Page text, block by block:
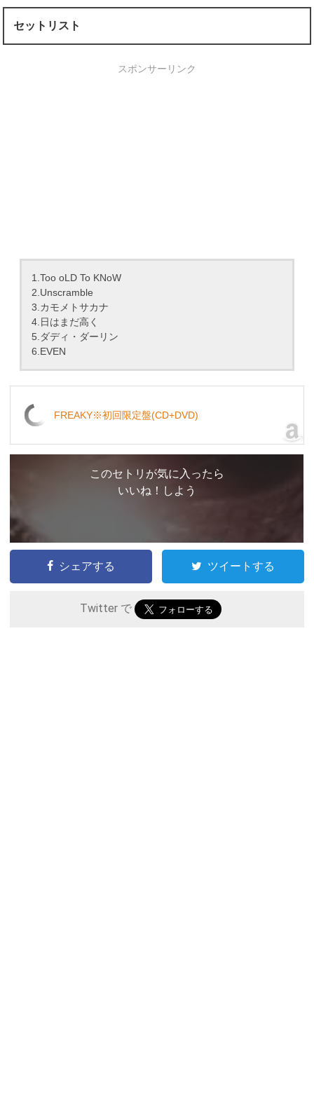
セットリスト
スポンサーリンク
1.Too oLD To KNoW
2.Unscramble
3.カモメトサカナ
4.日はまだ高く
5.ダディ・ダーリン
6.EVEN
FREAKY※初回限定盤(CD+DVD)
このセトリが気に入ったら
いいね！しよう
シェアする ツイートする
Twitter で